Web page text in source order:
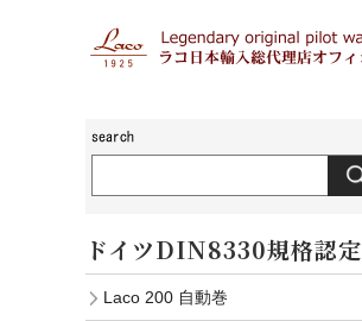
ドイツDIN8330規格認定
Laco 200 自動巻